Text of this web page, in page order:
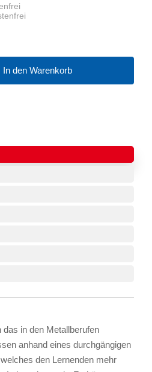
In den Warenkorb
in den Metallberufen
anhand eines durchgängigen
den Lernenden mehr